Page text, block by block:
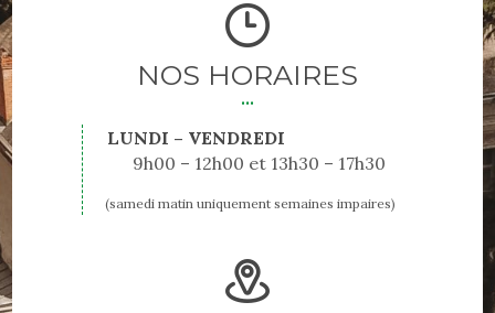
NOS HORAIRES
LUNDI – VENDREDI
9h00 – 12h00
13h30 – 17h30
(samedi matin uniquement semaines impaires)